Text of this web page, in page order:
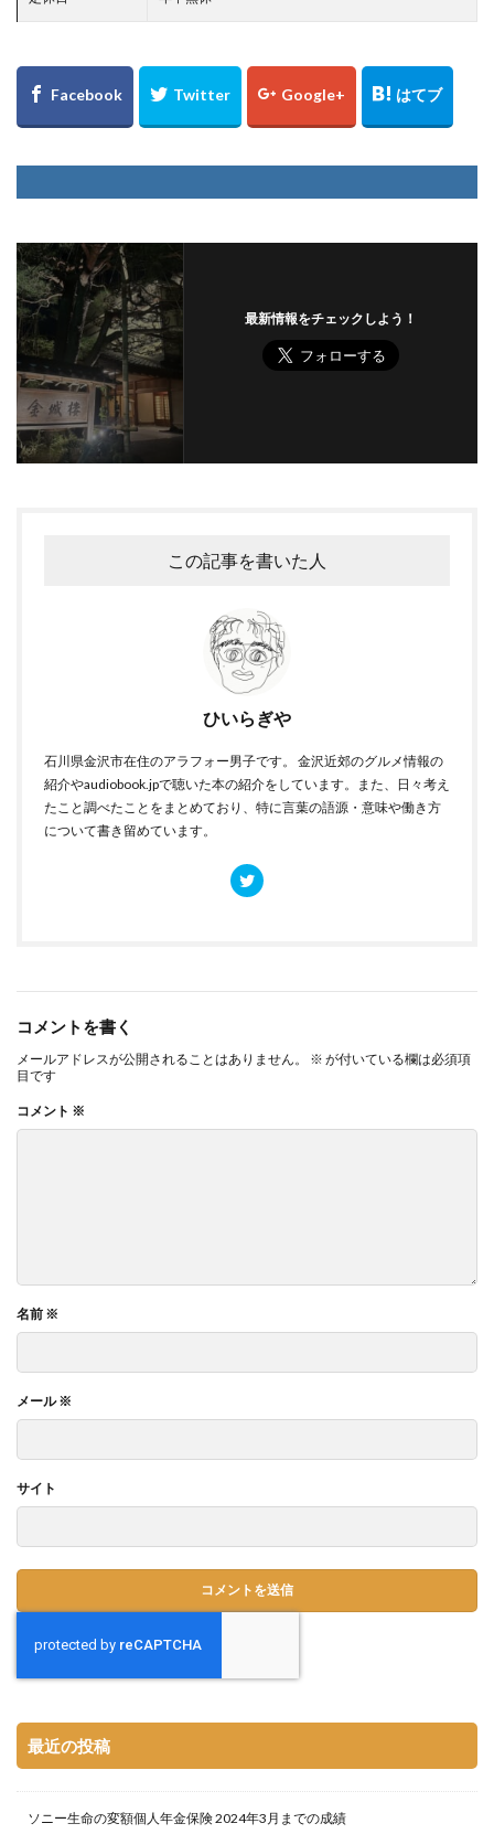
最新情報をチェックしよう！
この記事を書いた人
ひいらぎや
石川県金沢市在住のアラフォー男子です。 金沢近郊のグルメ情報の
紹介やaudiobook.jpで聴いた本の紹介をしています。また、日々考え
たこと調べたことをまとめており、特に言葉の語源・意味や働き方
について書き留めています。
コメントを書く
メールアドレスが公開されることはありません。 ※ が付いている欄は必須項
目です
コメント ※
名前 ※
メール※
サイト
最近の投稿
ソニー生命の変額個人年金保険 2024年3月までの成績